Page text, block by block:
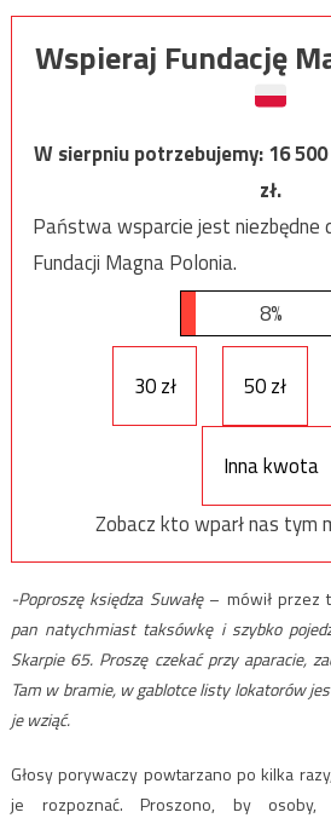
Wspieraj Fundację
W sierpniu potrzebujemy:16 500
zł.
Państwa wsparcie jest niezbędne
Fundacji Magna Polonia.
8%
30 zł 50 zł
Inna kwota
Zobacz kto wparł nas tym
-Poproszę księdza Suwałę– mówił przez
pan natychmiast taksówkę i szybko
Skarpie 65. Proszę czekać przy aparacie,
Tam w bramie, w gablotce listy lokatorów
je wziąć.
Głosy porywaczy powtarzano po kilka
je rozpoznać. Proszono, by osoby,